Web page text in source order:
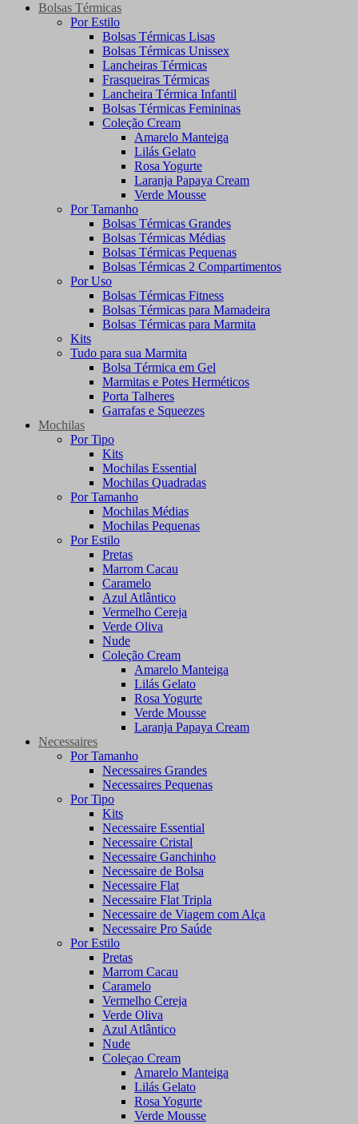
Bolsas Térmicas
Por Estilo
Bolsas Térmicas Lisas
Bolsas Térmicas Unissex
Lancheiras Térmicas
Frasqueiras Térmicas
Lancheira Térmica Infantil
Bolsas Térmicas Femininas
Coleção Cream
Amarelo Manteiga
Lilás Gelato
Rosa Yogurte
Laranja Papaya Cream
Verde Mousse
Por Tamanho
Bolsas Térmicas Grandes
Bolsas Térmicas Médias
Bolsas Térmicas Pequenas
Bolsas Térmicas 2 Compartimentos
Por Uso
Bolsas Térmicas Fitness
Bolsas Térmicas para Mamadeira
Bolsas Térmicas para Marmita
Kits
Tudo para sua Marmita
Bolsa Térmica em Gel
Marmitas e Potes Herméticos
Porta Talheres
Garrafas e Squeezes
Mochilas
Por Tipo
Kits
Mochilas Essential
Mochilas Quadradas
Por Tamanho
Mochilas Médias
Mochilas Pequenas
Por Estilo
Pretas
Marrom Cacau
Caramelo
Azul Atlântico
Vermelho Cereja
Verde Oliva
Nude
Coleção Cream
Amarelo Manteiga
Lilás Gelato
Rosa Yogurte
Verde Mousse
Laranja Papaya Cream
Necessaires
Por Tamanho
Necessaires Grandes
Necessaires Pequenas
Por Tipo
Kits
Necessaire Essential
Necessaire Cristal
Necessaire Ganchinho
Necessaire de Bolsa
Necessaire Flat
Necessaire Flat Tripla
Necessaire de Viagem com Alça
Necessaire Pro Saúde
Por Estilo
Pretas
Marrom Cacau
Caramelo
Vermelho Cereja
Verde Oliva
Azul Atlântico
Nude
Coleçao Cream
Amarelo Manteiga
Lilás Gelato
Rosa Yogurte
Verde Mousse